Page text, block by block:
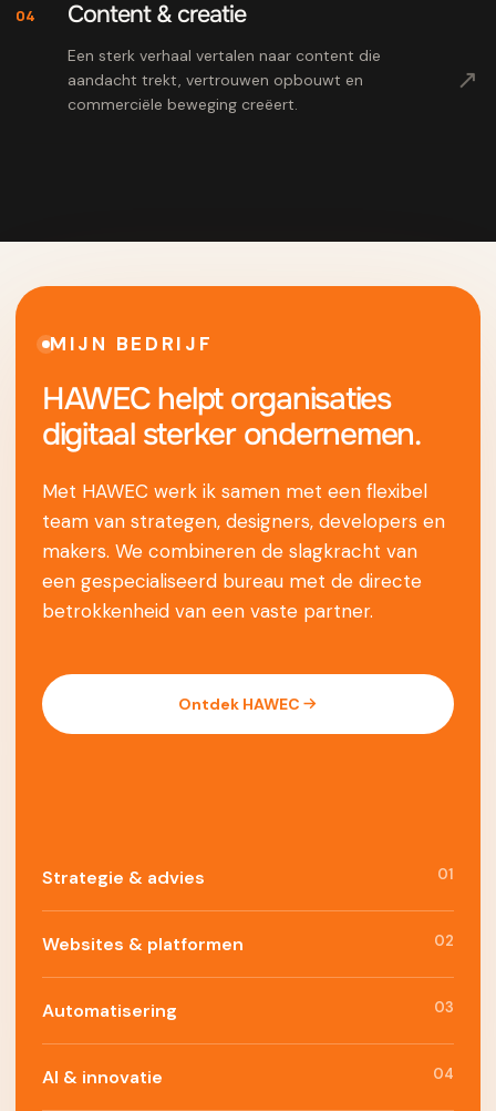
04 Content & creatie
Een sterk verhaal vertalen naar content die
aandacht trekt, vertrouwen opbouwt en
commerciële beweging creëert.
↗
MIJN BEDRIJF
HAWEC helpt organisaties
digitaal sterker ondernemen.
Met HAWEC werk ik samen met een flexibel
team van strategen, designers, developers en
makers. We combineren de slagkracht van
een gespecialiseerd bureau met de directe
betrokkenheid van een vaste partner.
Ontdek HAWEC
Strategie & advies 01
Websites & platformen 02
Automatisering 03
AI & innovatie 04